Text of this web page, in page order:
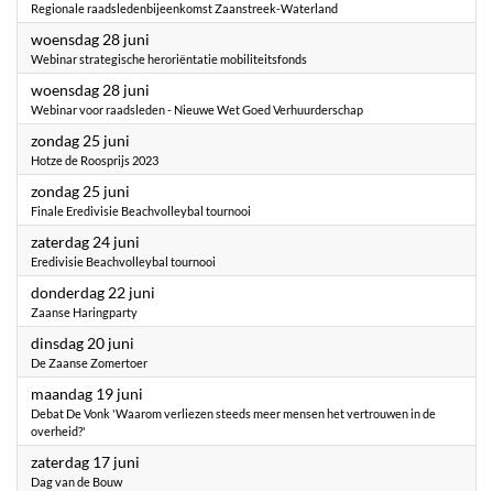
Regionale raadsledenbijeenkomst Zaanstreek-Waterland
woensdag 28 juni
Webinar strategische heroriëntatie mobiliteitsfonds
woensdag 28 juni
Webinar voor raadsleden - Nieuwe Wet Goed Verhuurderschap
zondag 25 juni
Hotze de Roosprijs 2023
zondag 25 juni
Finale Eredivisie Beachvolleybal tournooi
zaterdag 24 juni
Eredivisie Beachvolleybal tournooi
donderdag 22 juni
Zaanse Haringparty
dinsdag 20 juni
De Zaanse Zomertoer
maandag 19 juni
Debat De Vonk 'Waarom verliezen steeds meer mensen het vertrouwen in de
overheid?'
zaterdag 17 juni
Dag van de Bouw